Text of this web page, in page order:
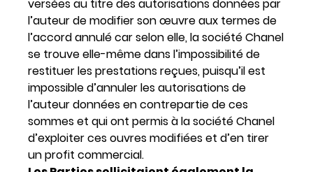
versées au titre des autorisations données par
l’auteur de modifier son œuvre aux termes de
l’accord annulé car selon elle, la société Chanel
se trouve elle-même dans l’impossibilité de
restituer les prestations reçues, puisqu’il est
impossible d’annuler les autorisations de
l’auteur données en contrepartie de ces
sommes et qui ont permis à la société Chanel
d’exploiter ces ouvres modifiées et d’en tirer
un profit commercial.